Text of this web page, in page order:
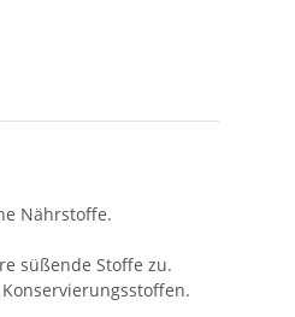
Nährstoffe.
süßende Stoffe zu.